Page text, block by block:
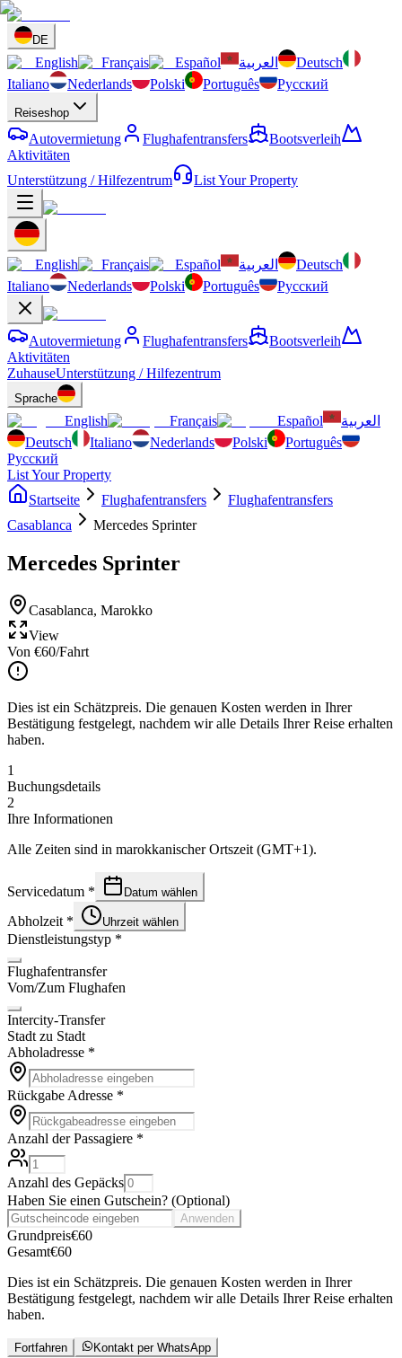
DE
English Français Español العربية
Deutsch
Italiano
Nederlands Polski Português Русский
Reiseshop
Autovermietung Flughafentransfers
Bootsverleih
Aktivitäten
Unterstützung / Hilfezentrum
List Your Property
English Français Español العربية
Deutsch
Italiano
Nederlands Polski Português Русский
Autovermietung Flughafentransfers
Bootsverleih
Aktivitäten
ZuhauseUnterstützung / Hilfezentrum
Sprache
English Français Español
العربية
Deutsch
Italiano Nederlands Polski
Português
Русский
List Your Property
Startseite
Flughafentransfers
Flughafentransfers
Casablanca
Mercedes Sprinter
Mercedes Sprinter
Casablanca, Marokko
View
Von €60/Fahrt
Dies ist ein Schätzpreis. Die genauen Kosten werden in Ihrer
Bestätigung festgelegt, nachdem wir alle Details Ihrer Reise erhalten
haben.
1
Buchungsdetails
2
Ihre Informationen
Alle Zeiten sind in marokkanischer Ortszeit (GMT+1).
Servicedatum * Datum wählen
Abholzeit * Uhrzeit wählen
Dienstleistungstyp *
Flughafentransfer
Vom/Zum Flughafen
Intercity-Transfer
Stadt zu Stadt
Abholadresse *
Rückgabe Adresse *
Anzahl der Passagiere *
Anzahl des Gepäcks
Haben Sie einen Gutschein? (Optional)
Anwenden
Grundpreis€60
Gesamt€60
Dies ist ein Schätzpreis. Die genauen Kosten werden in Ihrer
Bestätigung festgelegt, nachdem wir alle Details Ihrer Reise erhalten
haben.
Fortfahren Kontakt per WhatsApp